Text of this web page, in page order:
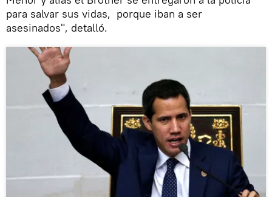
para salvar sus vidas, porque iban a ser
asesinados", detalló.